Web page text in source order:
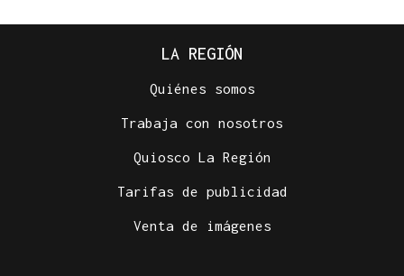
LA REGIÓN
Quiénes somos
Trabaja con nosotros
Quiosco La Región
Tarifas de publicidad
Venta de imágenes